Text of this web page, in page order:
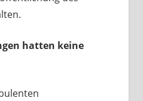
hatten keine